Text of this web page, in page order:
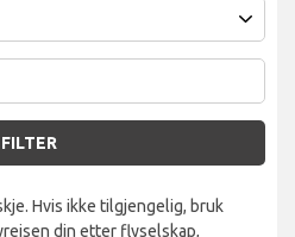
FILTER
Hvis ikke tilgjengelig, bruk
din etter flyselskap,